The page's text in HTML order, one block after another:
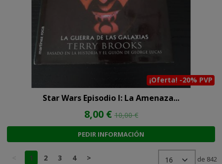
¡Oferta! -20% PVP
Star Wars Episodio I: La Amenaza...
8,00 €10,00 €
PEDIR INFORMACIÓN
1 2 3 4 > de 842